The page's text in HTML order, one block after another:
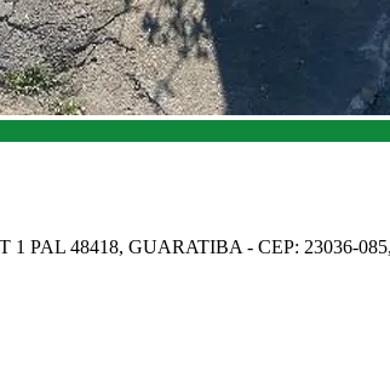
1 PAL 48418, GUARATIBA - CEP: 23036-